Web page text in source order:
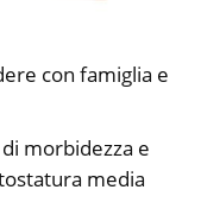
con famiglia e
morbidezza e
media